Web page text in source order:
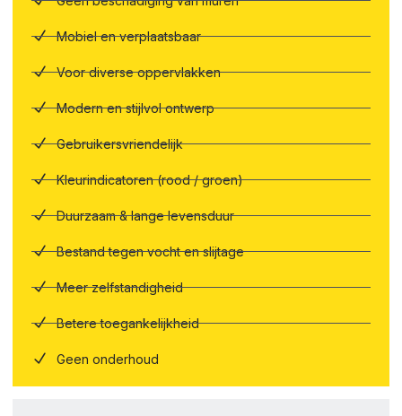
Mobiel en verplaatsbaar
Voor diverse oppervlakken
Modern en stijlvol ontwerp
Gebruikersvriendelijk
Kleurindicatoren (rood / groen)
Duurzaam & lange levensduur
Bestand tegen vocht en slijtage
Meer zelfstandigheid
Betere toegankelijkheid
Geen onderhoud